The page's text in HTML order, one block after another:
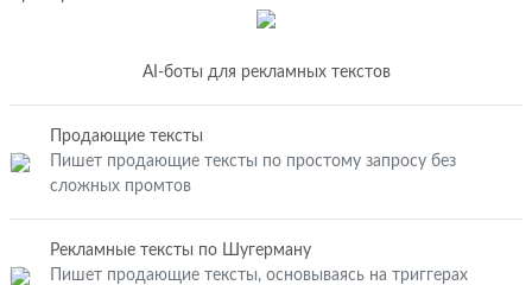
AI-боты для рекламных текстов
Продающие тексты
Пишет продающие тексты по простому запросу без
сложных промтов
Рекламные тексты по Шугерману
Пишет продающие тексты, основываясь на триггерах